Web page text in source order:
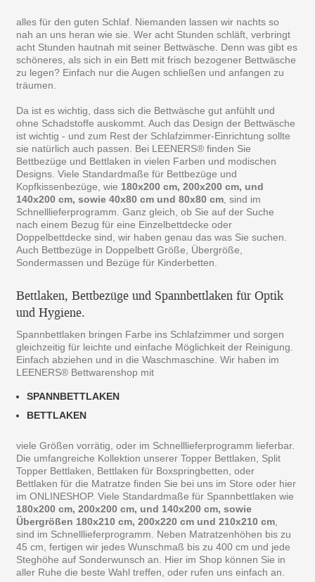
alles für den guten Schlaf. Niemanden lassen wir nachts so
nah an uns heran wie sie. Wer acht Stunden schläft, verbringt
acht Stunden hautnah mit seiner Bettwäsche. Denn was gibt es
schöneres, als sich in ein Bett mit frisch bezogener Bettwäsche
zu legen? Einfach nur die Augen schließen und anfangen zu
träumen.
Da ist es wichtig, dass sich die Bettwäsche gut anfühlt und
ohne Schadstoffe auskommt. Auch das Design der Bettwäsche
ist wichtig - und zum Rest der Schlafzimmer-Einrichtung sollte
sie natürlich auch passen. Bei LEENERS® finden Sie
Bettbezüge und Bettlaken in vielen Farben und modischen
Designs. Viele Standardmaße für Bettbezüge und
Kopfkissenbezüge, wie 180x200 cm, 200x200 cm, und
140x200 cm, sowie 40x80 cm und 80x80 cm , sind im
Schnelllieferprogramm. Ganz gleich, ob Sie auf der Suche
nach einem Bezug für eine Einzelbettdecke oder
Doppelbettdecke sind, wir haben genau das was Sie suchen.
Auch Bettbezüge in Doppelbett Größe, Übergröße,
Sondermassen und Bezüge für Kinderbetten.
Bettlaken, Bettbezüge und Spannbettlaken für Optik
und Hygiene.
Spannbettlaken bringen Farbe ins Schlafzimmer und sorgen
gleichzeitig für leichte und einfache Möglichkeit der Reinigung.
Einfach abziehen und in die Waschmaschine. Wir haben im
LEENERS® Bettwarenshop mit
SPANNBETTLAKEN
BETTLAKEN
viele Größen vorrätig, oder im Schnelllieferprogramm lieferbar.
Die umfangreiche Kollektion unserer Topper Bettlaken, Split
Topper Bettlaken, Bettlaken für Boxspringbetten, oder
Bettlaken für die Matratze finden Sie bei uns im Store oder hier
im ONLINESHOP. Viele Standardmaße für Spannbettlaken wie
180x200 cm, 200x200 cm, und 140x200 cm, sowie
Übergrößen 180x210 cm, 200x220 cm und 210x210 cm
sind im Schnelllieferprogramm. Neben Matratzenhöhen bis zu
45 cm, fertigen wir jedes Wunschmaß bis zu 400 cm und jede
Steghöhe auf Sonderwunsch an. Hier im Shop können Sie in
aller Ruhe die beste Wahl treffen, oder rufen uns einfach an.